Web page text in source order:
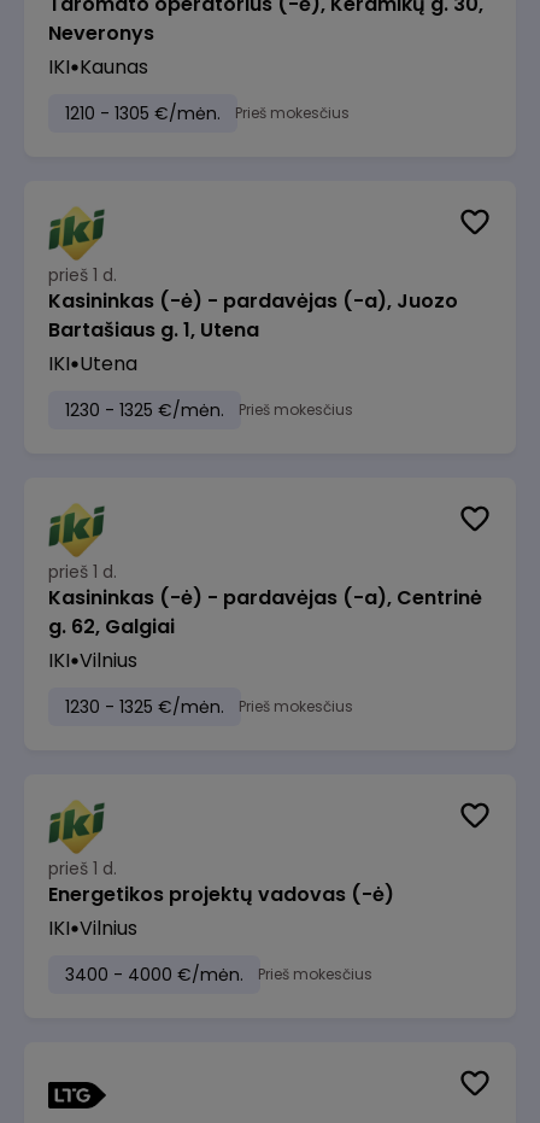
Neveronys
IKI Kaunas
1210 - 1305 €/mėn. Prieš mokesčius
prieš 1 d.
Kasininkas (-ė) - pardavėjas (-a), Juozo
Bartašiaus g. 1, Utena
IKI Utena
1230 - 1325 €/mėn. Prieš mokesčius
prieš 1 d.
Kasininkas (-ė) - pardavėjas (-a), Centrinė
g. 62, Galgiai
IKI Vilnius
1230 - 1325 €/mėn. Prieš mokesčius
prieš 1 d.
Energetikos projektų vadovas (-ė)
IKI Vilnius
3400 - 4000 €/mėn. Prieš mokesčius